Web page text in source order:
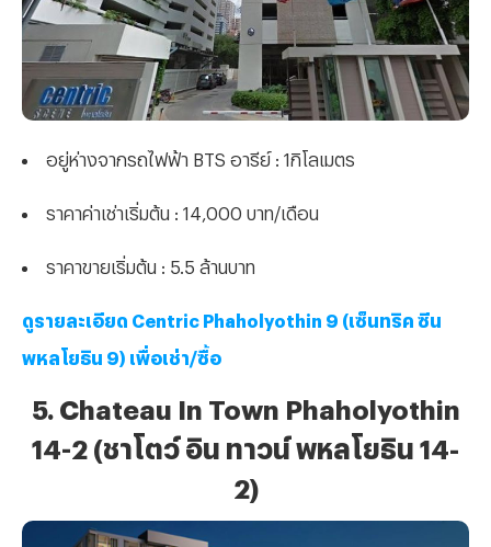
อยู่ห่างจากรถไฟฟ้า BTS อารีย์ : 1กิโลเมตร
ราคาค่าเช่าเริ่มต้น : 14,000 บาท/เดือน
ราคาขายเริ่มต้น : 5.5 ล้านบาท
ดูรายละเอียด Centric Phaholyothin 9 (เซ็นทริค ซีน
พหลโยธิน 9) เพื่อเช่า/ซื้อ
5. Chateau In Town Phaholyothin
14-2 (ชาโตว์ อิน ทาวน์ พหลโยธิน 14-
2)